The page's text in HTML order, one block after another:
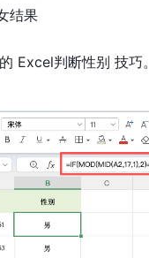
结果
Excel判断性别 技巧。